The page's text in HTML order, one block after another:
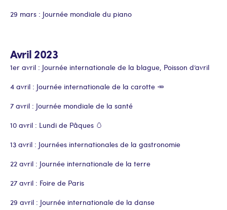
29 mars : Journée mondiale du piano
Avril 2023
1er avril : Journée internationale de la blague, Poisson d’avril
4 avril : Journée internationale de la carotte 🥕
7 avril : Journée mondiale de la santé
10 avril : Lundi de Pâques 🥚
13 avril : Journées internationales de la gastronomie
22 avril : Journée internationale de la terre
27 avril : Foire de Paris
29 avril : Journée internationale de la danse